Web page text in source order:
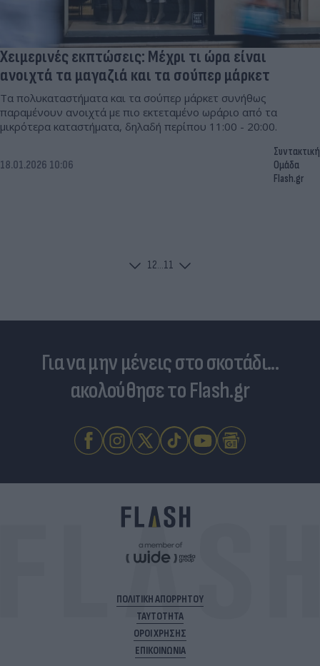
Χειμερινές εκπτώσεις: Μέχρι τι ώρα είναι
ανοιχτά τα μαγαζιά και τα σούπερ μάρκετ
Τα πολυκαταστήματα και τα σούπερ μάρκετ συνήθως
παραμένουν ανοιχτά με πιο εκτεταμένο ωράριο από τα
μικρότερα καταστήματα, δηλαδή περίπου 11:00 - 20:00.
18.01.2026 10:06
Συντακτική
Ομάδα
Flash.gr
12...11
Για να μην μένεις στο σκοτάδι...
ακολούθησε το Flash.gr
ΠΟΛΙΤΙΚΗ ΑΠΟΡΡΗΤΟΥ
ΤΑΥΤΟΤΗΤΑ
ΟΡΟΙ ΧΡΗΣΗΣ
ΕΠΙΚΟΙΝΩΝΙΑ